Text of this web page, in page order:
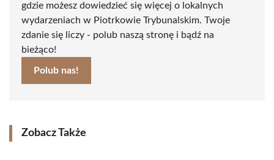
gdzie możesz dowiedzieć się więcej o lokalnych
wydarzeniach w Piotrkowie Trybunalskim. Twoje
zdanie się liczy - polub naszą stronę i bądź na
bieżąco!
Polub nas!
Zobacz Także